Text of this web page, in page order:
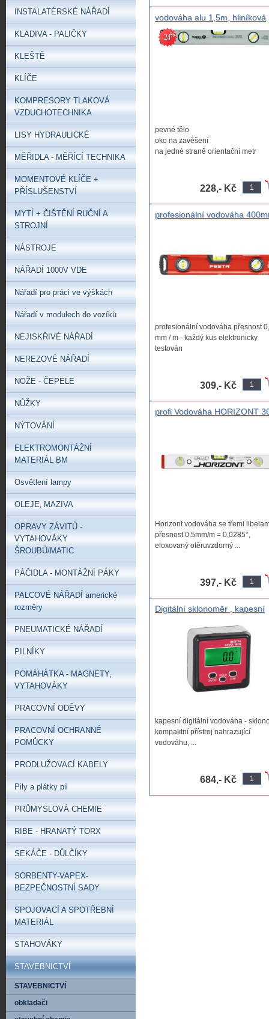
vodováha alu 1,5m, hliníková
vodováha 1500mm, ALU
vodováha 150cm 3libely ,
-24%
pevné tělo
oko na zavěšení
na jedné straně orientační metr
228,- Kč
profesionální vodováha
profesionální vodováha přesnost
mm / m - každý kus elektronicky
testován
309,- Kč
profi Vodováha HORIZONT
Horizont vodováha se třemi
přesnost 0,5mm/m = 0,0285°,
eloxovaný otěruvzdorný ...
397,- Kč
Digitální sklonoměr , kapesní
kapesní digitální vodováha -
kompaktní přístroj nahrazující
vodováhu, ...
684,- Kč
INSTALATÉRSKÉ NÁŘADÍ
KLADIVA - PALIČKY
KLEŠTĚ
KLÍČE
KOMPRESORY TLAKOVÁ
VZDUCHOTECHNIKA
LISY HYDRAULICKÉ
MĚŘIDLA - MĚŘÍCÍ TECHNIKA
MOMENTOVÉ KLÍČE +
PŘÍSLUŠENSTVÍ
MYTÍ + ČIŠTĚNÍ RUČNÍ A
STROJNÍ
NÁSTROJE
NÁŘADÍ 1000V VDE
Nářadí pro práci ve výškách
Nářadí v modulech do vozíků
NEJISKŘIVÉ NÁŘADÍ
NEREZOVÉ NÁŘADÍ
NOŽE - ČEPELE
NŮŽKY
NÝTOVÁNÍ
ELEKTROMONTÁŽNÍ
MATERIÁL BM
Osvětlení lampy
OLEJE‚ MAZIVA
OPRAVY ZÁVITŮ -
VYTAHOVÁKY
ŠROUBŮ/MATIC
PÁČIDLA - MONTÁŽNÍ PÁKY
PALCOVÉ NÁŘADÍ americké
rozměry
PNEUMATICKÉ NÁŘADÍ
PILNÍKY
POMÁHÁTKA - MAGNETY‚
VYTAHOVÁKY
PRACOVNÍ ODĚVY
PRACOVNÍ OCHRANNÉ
POMŮCKY
PRODLUŽOVACÍ KABELY
Pily a plátky pil
PRŮMYSLOVÁ CHEMIE
RIBE - HRANATÝ TORX
SEKÁČE - DŮLČÍKY
SORBENTY-VAPEX-
BEZPEČNOSTNÍ SADY
SPOJOVACÍ A SPOTŘEBNÍ
MATERIÁL
STAHOVÁKY
STAVEBNICTVÍ
STAVEBNICTVÍ
obkladači